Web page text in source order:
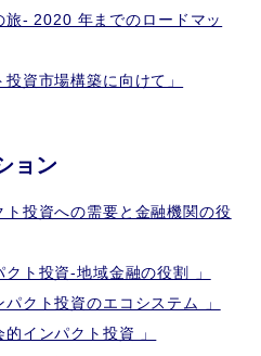
旅- 2020 年までのロードマッ
資市場構築に向けて」
ョン
ト投資への需要と金融機関の役
クト投資-地域金融の役割 」
パクト投資のエコシステム 」
インパクト投資 」